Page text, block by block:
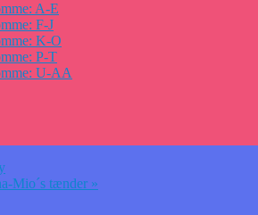
A-E
F-J
K-O
P-T
U-AA
Mio´s tænder »